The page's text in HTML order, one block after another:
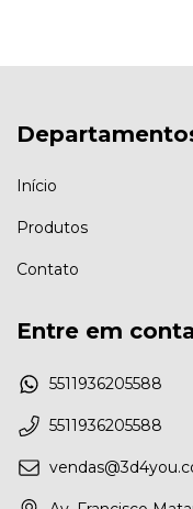
Início
Produtos
Contato
Entre em
5511936205588
5511936205588